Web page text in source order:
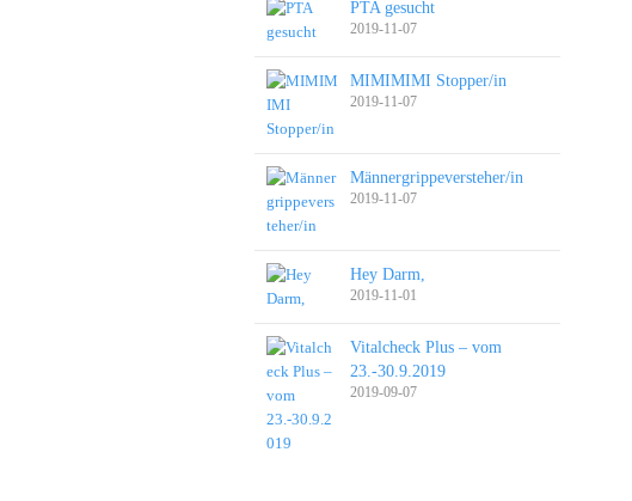
PTA gesucht
2019-11-07
MIMIMIMI Stopper/in
2019-11-07
Männergrippeversteher/in
2019-11-07
Hey Darm,
2019-11-01
Vitalcheck Plus – vom
23.-30.9.2019
2019-09-07